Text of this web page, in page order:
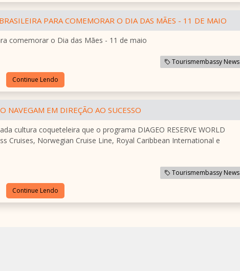
PARA COMEMORAR O DIA DAS MÃES - 11 DE MAIO
comemorar o Dia das Mães - 11 de maio
Tourismembassy News
Continue Lendo
EM DIREÇÃO AO SUCESSO
cultura coqueteleira que o programa DIAGEO RESERVE WORLD
Cruises, Norwegian Cruise Line, Royal Caribbean International e
Tourismembassy News
Continue Lendo